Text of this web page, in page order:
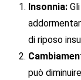
Insonnia:
di riposo
può